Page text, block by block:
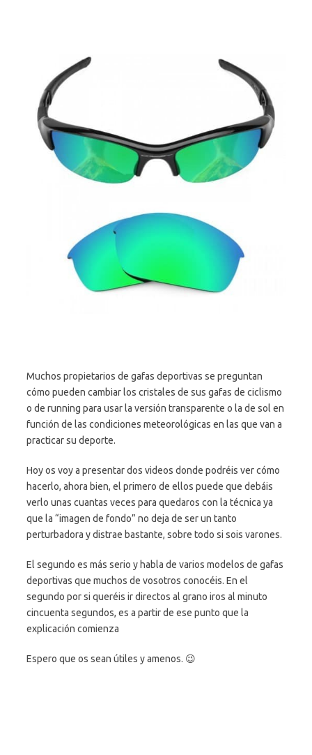
Muchos propietarios de gafas deportivas se preguntan
cómo pueden cambiar los cristales de sus gafas de ciclismo
o de running para usar la versión transparente o la de sol en
función de las condiciones meteorológicas en las que van a
practicar su deporte.
Hoy os voy a presentar dos videos donde podréis ver cómo
hacerlo, ahora bien, el primero de ellos puede que debáis
verlo unas cuantas veces para quedaros con la técnica ya
que la “imagen de fondo” no deja de ser un tanto
perturbadora y distrae bastante, sobre todo si sois varones.
El segundo es más serio y habla de varios modelos de gafas
deportivas que muchos de vosotros conocéis. En el
segundo por si queréis ir directos al grano iros al minuto
cincuenta segundos, es a partir de ese punto que la
explicación comienza
Espero que os sean útiles y amenos. 😉